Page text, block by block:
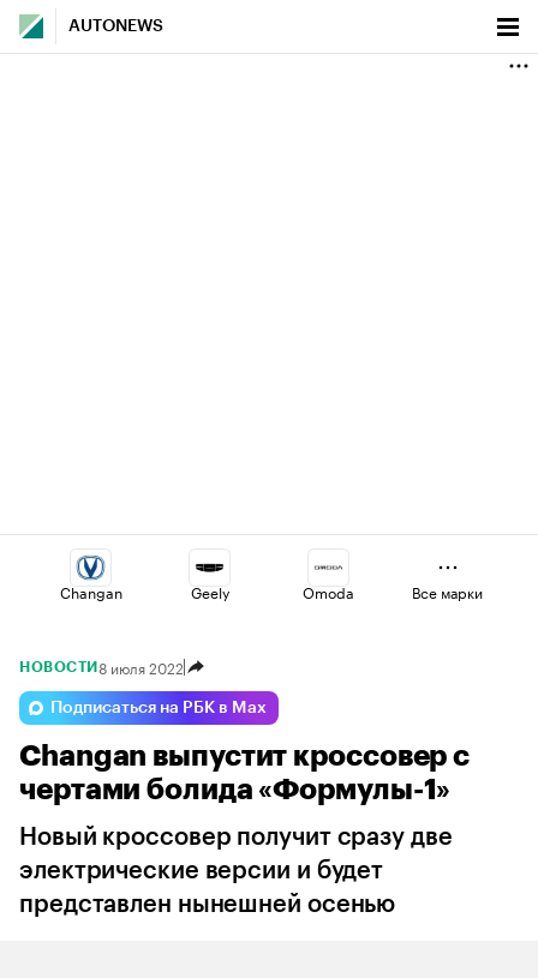
AUTONEWS
Changan Geely Omoda
Voyah Esteo
Volga Jaecoo Haval
Все марки
НОВОСТИ 8 июля 2022
Подписаться на РБК в Max
Changan выпустит кроссовер с
чертами болида «Формулы-1»
Новый кроссовер получит сразу две
электрические версии и будет
представлен нынешней осенью